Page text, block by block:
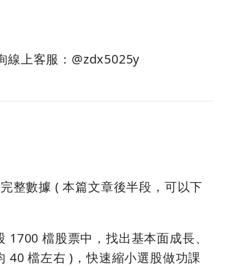
線上客服：@zdx5025y
整數據 ( 本篇文章後半段，可以下
1700 檔股票中，找出基本面成長、
40 檔左右 )，快速縮小選股做功課